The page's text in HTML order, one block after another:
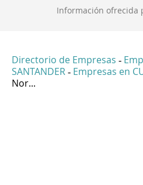
Información ofrecida
Directorio de Empresas -
SANTANDER - Empresas en
Nor...